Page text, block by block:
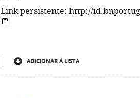
Link persistente: http://
ADICIONAR À LISTA